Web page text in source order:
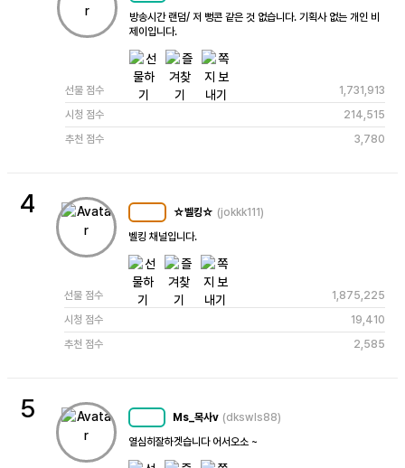
방송시간 랜덤/ 저 뻥콘 같은 것 없습니다. 기획사 없는 개인 비
제이입니다.
선물 점수
1,731,913
시청 점수
214,515
추천 점수
3,780
4 ☆벨킹☆ (jokkk111)
벨킹 채널입니다.
선물 점수
1,875,225
시청 점수
19,410
추천 점수
2,585
5 Ms_목사v (dkswls88)